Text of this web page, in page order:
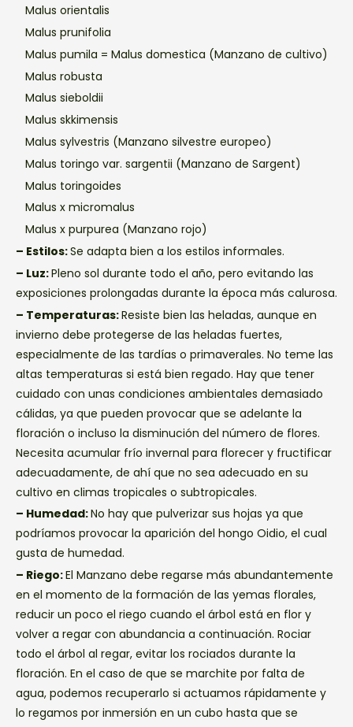
Malus orientalis
Malus prunifolia
Malus pumila = Malus domestica (Manzano de cultivo)
Malus robusta
Malus sieboldii
Malus skkimensis
Malus sylvestris (Manzano silvestre europeo)
Malus toringo var. sargentii (Manzano de Sargent)
Malus toringoides
Malus x micromalus
Malus x purpurea (Manzano rojo)
– Estilos:Se adapta bien a los estilos informales.
– Luz:Pleno sol durante todo el año, pero evitando las
exposiciones prolongadas durante la época más calurosa.
– Temperaturas:Resiste bien las heladas, aunque en
invierno debe protegerse de las heladas fuertes,
especialmente de las tardías o primaverales. No teme las
altas temperaturas si está bien regado. Hay que tener
cuidado con unas condiciones ambientales demasiado
cálidas, ya que pueden provocar que se adelante la
floración o incluso la disminución del número de flores.
Necesita acumular frío invernal para florecer y fructificar
adecuadamente, de ahí que no sea adecuado en su
cultivo en climas tropicales o subtropicales.
– Humedad:No hay que pulverizar sus hojas ya que
podríamos provocar la aparición del hongo Oidio, el cual
gusta de humedad.
– Riego:El Manzano debe regarse más abundantemente
en el momento de la formación de las yemas florales,
reducir un poco el riego cuando el árbol está en flor y
volver a regar con abundancia a continuación. Rociar
todo el árbol al regar, evitar los rociados durante la
floración. En el caso de que se marchite por falta de
agua, podemos recuperarlo si actuamos rápidamente y
lo regamos por inmersión en un cubo hasta que se